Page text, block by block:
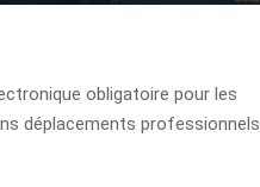
obligatoire pour les
déplacements professionnels.